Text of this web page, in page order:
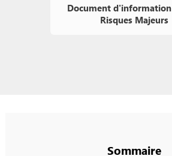
Document
Risques Majeurs
Sommaire